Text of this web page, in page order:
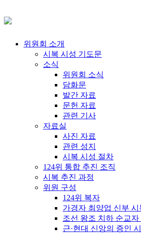
위원회 소개
시복 시성 기도문
소식
위원회 소식
담화문
발간 자료
문헌 자료
관련 기사
자료실
사진 자료
관련 성지
시복 시성 절차
124위 통합 추진 조직
시복 추진 과정
위원 구성
124위 복자
가경자 최양업 신부 시
조선 왕조 치하 순교자
근·현대 신앙의 증인